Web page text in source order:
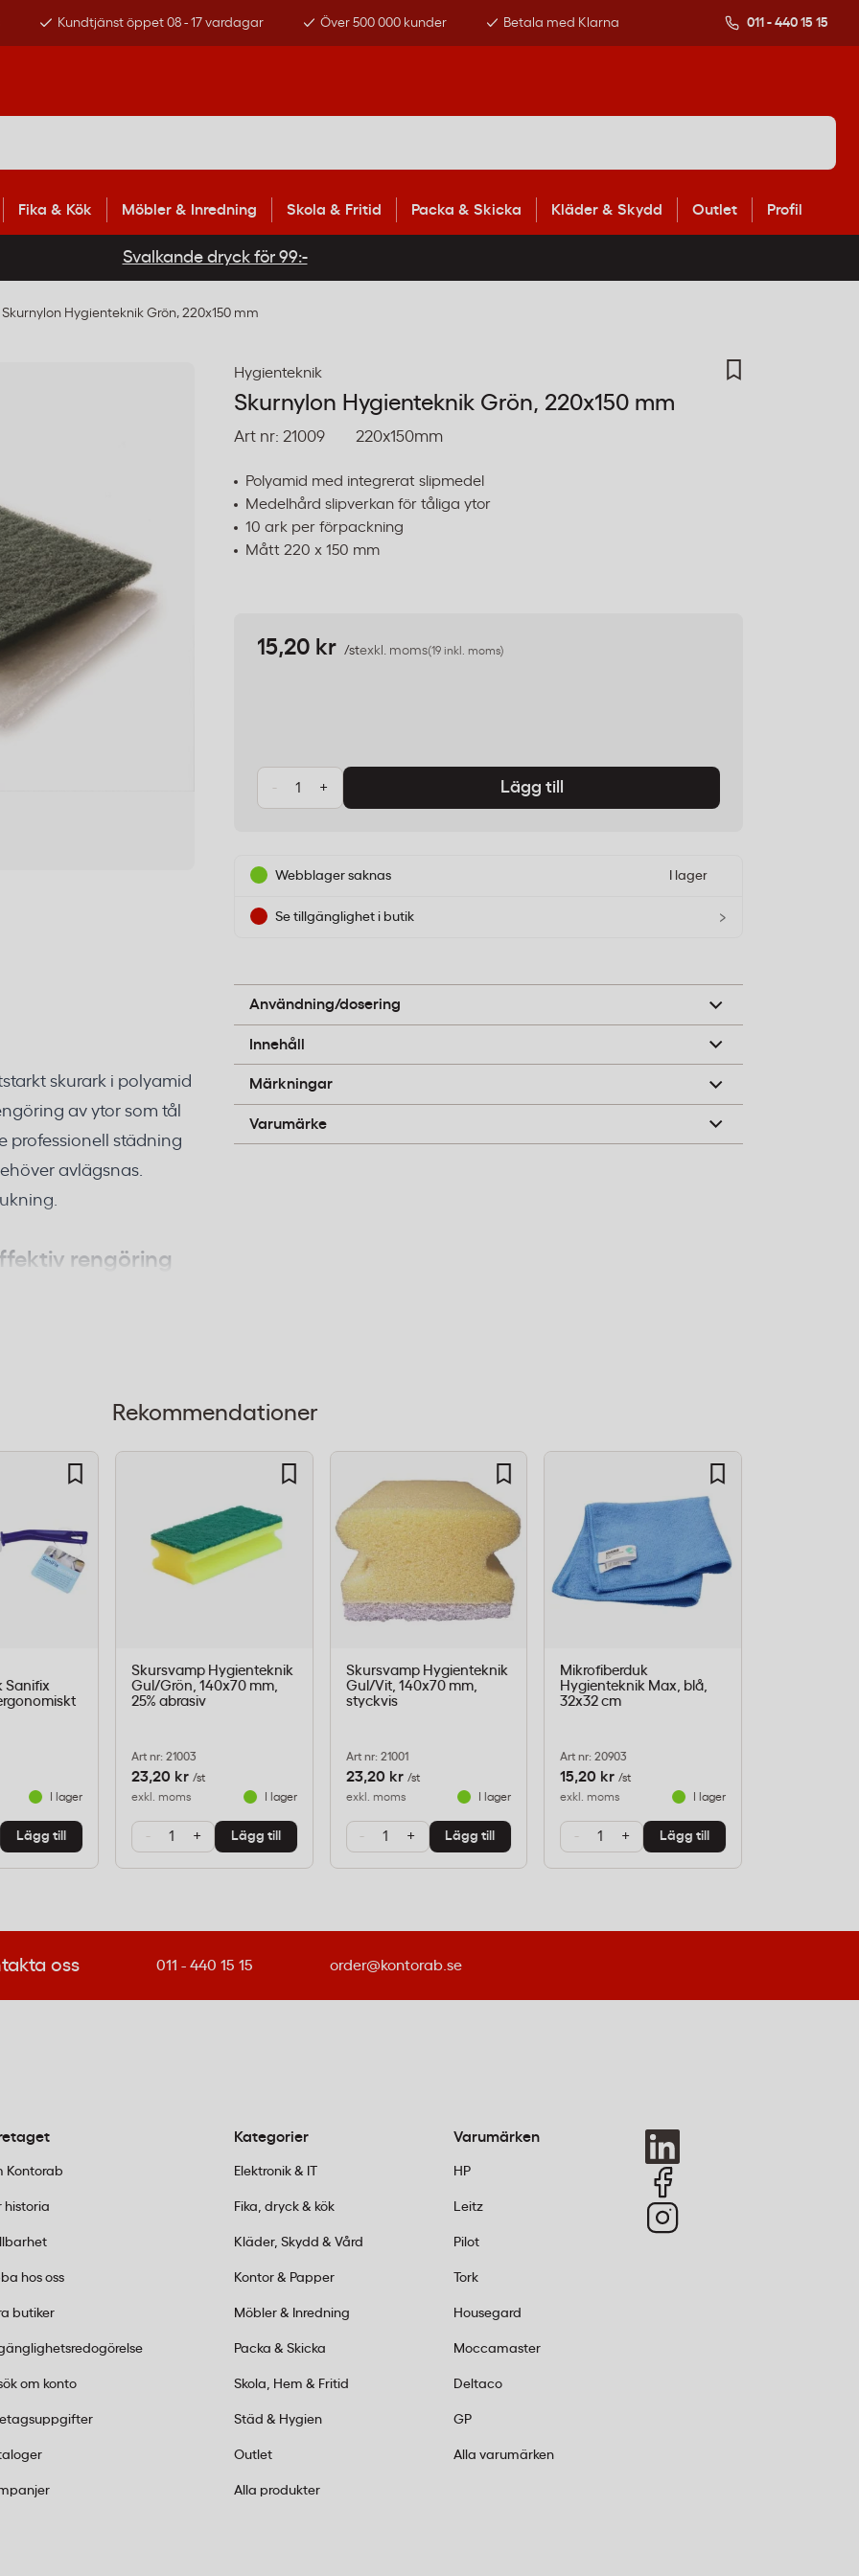
Kundtjänst öppet 08 - 17 vardagar Över 500 000 kunder Betala med Klarna 011 - 440 15 15
Fika & Kök Möbler & Inredning Skola & Fritid Packa & Skicka Kläder & Skydd Outlet Profil
Svalkande dryck för 99:-
Skurnylon Hygienteknik Grön, 220x150 mm
skurark i polyamid
av ytor som tål
professionell städning
avlägsnas.
rengöring
slipmedel som
inom storkök för
inom
Arken kan
svenska riktlinjer
stål, kakel, betong
som akryl,
där repor kan
där grön
för skurark och
Hygienteknik
Skurnylon Hygienteknik Grön, 220x150 mm
Art nr: 21009 220x150mm
Polyamid med integrerat slipmedel
Medelhård slipverkan för tåliga ytor
10 ark per förpackning
Mått 220 x 150 mm
15,20 kr /stexkl. moms(19 inkl. moms)
- + Lägg till
Webblager saknas I lager
Se tillgänglighet i butik ›
Användning/dosering
arket före användning för bästa resultat.
Innehåll
Polyamid med integrerat slipmedel
Märkningar
B-pil
Varumärke
Hygienteknik
Rekommendationer
Sanifix
I lager
Lägg till
Skursvamp Hygienteknik
Gul/Grön, 140x70 mm,
25% abrasiv
Art nr: 21003
23,20 kr /st
exkl. moms
I lager
- + Lägg till
Skursvamp Hygienteknik
Gul/Vit, 140x70 mm,
styckvis
Art nr: 21001
23,20 kr /st
exkl. moms
I lager
- + Lägg till
Mikrofiberduk
Hygienteknik Max, blå,
32x32 cm
Art nr: 20903
15,20 kr /st
exkl. moms
I lager
- + Lägg till
oss 011 - 440 15 15 order@kontorab.se
Kontorab
historia
hos oss
butiker
om konto
Kategorier
Elektronik & IT
Fika, dryck & kök
Kläder, Skydd & Vård
Kontor & Papper
Möbler & Inredning
Packa & Skicka
Skola, Hem & Fritid
Städ & Hygien
Outlet
Alla produkter
Varumärken
HP
Leitz
Pilot
Tork
Housegard
Moccamaster
Deltaco
GP
Alla varumärken